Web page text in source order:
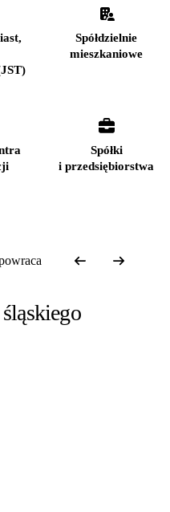
Spółdzielnie
mieszkaniowe
Spółki
i przedsiębiorstwa